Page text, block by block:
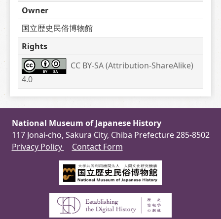
Owner
国立歴史民俗博物館
Rights
CC BY-SA (Attribution-ShareAlike)
4.0
National Museum of Japanese History
117 Jonai-cho, Sakura City, Chiba Prefecture 285-8502
Privacy Policy
Contact Form